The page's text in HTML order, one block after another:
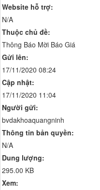
Website hỗ trợ:
N/A
Thuộc chủ đề:
Thông Báo Mời Báo Giá
Gửi lên:
17/11/2020 08:24
Cập nhật:
17/11/2020 11:04
Người gửi:
bvdakhoaquangninh
Thông tin bản quyền:
N/A
Dung lượng:
295.00 KB
Xem: